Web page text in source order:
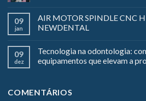
09
jan
AIR MOTOR SPINDLE CNC
NEWDENTAL
09
dez
Tecnologia na odontologia:
equipamentos que elevam a
COMENTÁRIOS